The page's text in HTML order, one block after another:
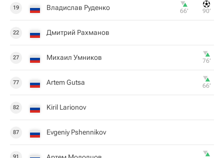
19 Владислав Руденко 66‎’‎ 90‎’‎
22 Дмитрий Рахманов
27 Михаил Умников 76‎’‎
77 Artem Gutsa 66‎’‎
82 Kiril Larionov
87 Evgeniy Pshennikov